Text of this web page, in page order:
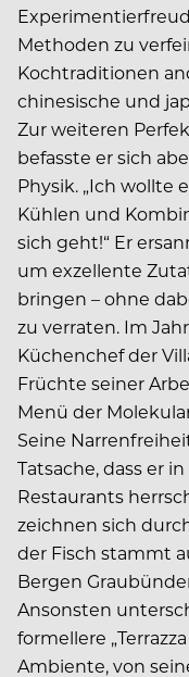
Methoden zu
Kochtraditionen
chinesische und
Zur weiteren
befasste er sich
Physik. „Ich wollte
Kühlen und
sich geht!“ Er
um exzellente
bringen – ohne
zu verraten. Im
Küchenchef der
Früchte seiner
Menü der
Seine
Tatsache, dass er
Restaurants
zeichnen sich
der Fisch stammt
Bergen
Ansonsten
formellere
Ambiente, von